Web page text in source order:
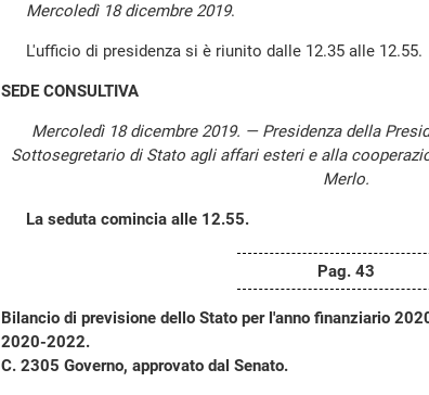
Mercoledì 18 dicembre 2019.
L'ufficio di presidenza si è riunito dalle 12.35 alle 12.55.
SEDE CONSULTIVA
Mercoledì 18 dicembre 2019. — Presidenza della
Sottosegretario di Stato agli affari esteri e alla
Merlo.
La seduta comincia alle 12.55.
Pag. 43
Bilancio di previsione dello Stato per l'anno finanziario
2020-2022.
C. 2305 Governo, approvato dal Senato.